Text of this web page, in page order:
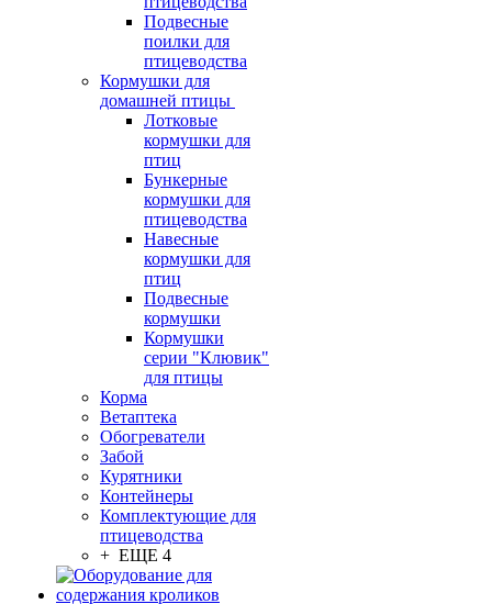
Подвесные
поилки для
птицеводства
Кормушки для
домашней птицы
Лотковые
кормушки для
птиц
Бункерные
кормушки для
птицеводства
Навесные
кормушки для
птиц
Подвесные
кормушки
Кормушки
серии "Клювик"
для птицы
Корма
Ветаптека
Обогреватели
Забой
Курятники
Контейнеры
Комплектующие для
птицеводства
+ ЕЩЕ 4